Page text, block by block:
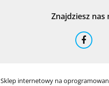
Znajdziesz nas
Sklep internetowy na